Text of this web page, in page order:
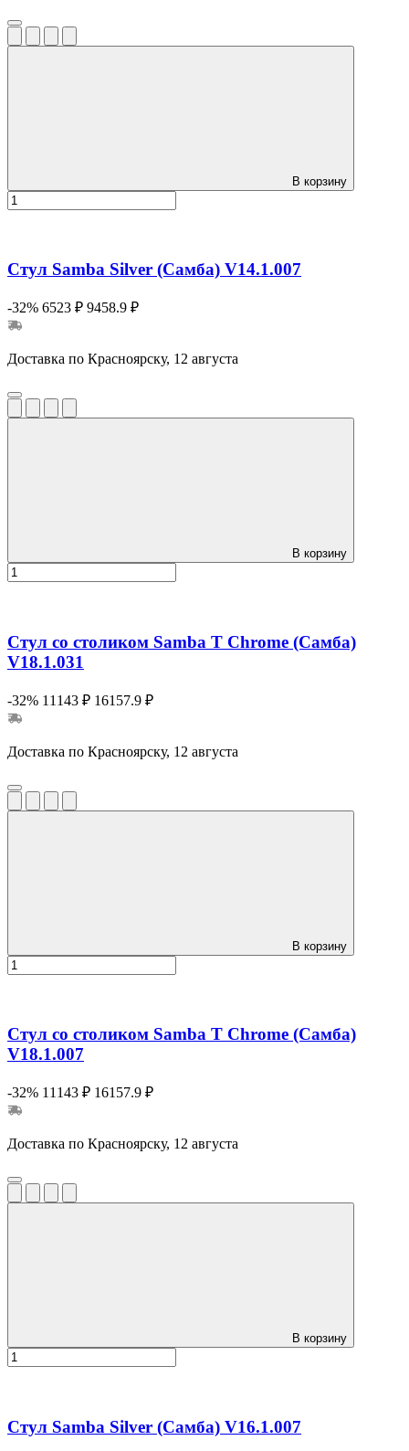
В корзину
Стул Samba Silver (Самба) V14.1.007
-32% 6523 ₽ 9458.9 ₽
Доставка по Красноярску, 12 августа
В корзину
Стул со столиком Samba T Chrome (Самба)
V18.1.031
-32% 11143 ₽ 16157.9 ₽
Доставка по Красноярску, 12 августа
В корзину
Стул со столиком Samba T Chrome (Самба)
V18.1.007
-32% 11143 ₽ 16157.9 ₽
Доставка по Красноярску, 12 августа
В корзину
Стул Samba Silver (Самба) V16.1.007